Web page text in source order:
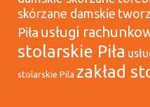
skórzane damskie
Piła usługi
stolarskie Piła
stolarskie Pila zakład